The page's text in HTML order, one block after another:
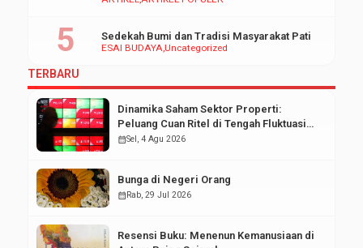
ESAI BUDAYAUncategorized
Sedekah Bumi dan Tradisi Masyarakat Pati
TERBARU
Dinamika Saham Sektor Properti:
Peluang Cuan Ritel di Tengah Fluktuasi
Pasar Modal
calendar_monthSel, 4 Agu 2026
Bunga di Negeri Orang
calendar_monthRab, 29 Jul 2026
Resensi Buku: Menenun Kemanusiaan di